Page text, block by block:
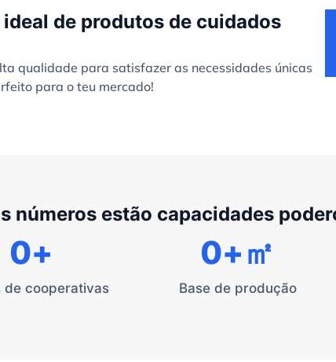
de produtos de cuidados
qualidade para satisfazer as necessidades únicas
para o teu mercado!
números estão capacidades
de cooperativas
0+
Base de produção
0+㎡